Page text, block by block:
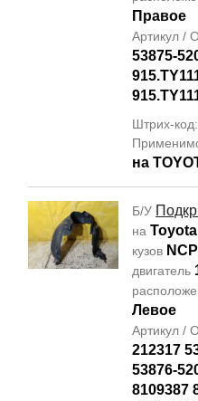
Правое
Артикул /
53875-
Штрих-
на
Б/У
на
кузов
двигатель
Левое
Артикул /
212317
53876-
8109387